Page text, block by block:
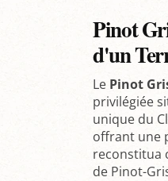
Pinot
d'un
Le Pinot
privilégiée
unique du
offrant une
reconstitua
de Pinot-